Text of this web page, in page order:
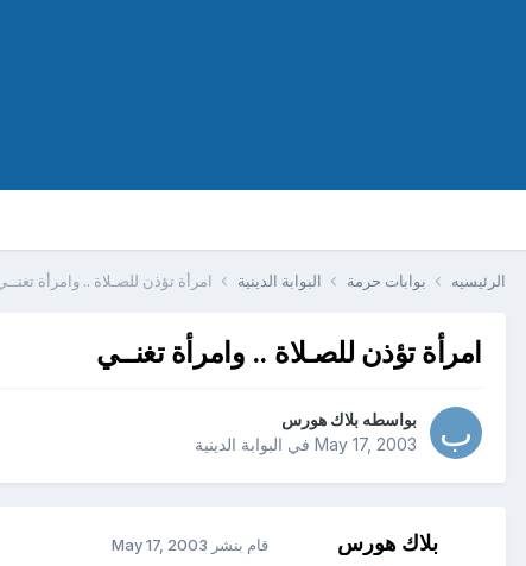
الرئيسيه بوابات حرمة البوابة الدينية امرأة تؤذن للصـلاة .. وامرأة
امرأة تؤذن للصـلاة .. وامرأة تغنــي
بواسطه بلاك هورس
May 17, 2003 في البوابة الدينية
بلاك هورس قام بنشر May 17, 2003